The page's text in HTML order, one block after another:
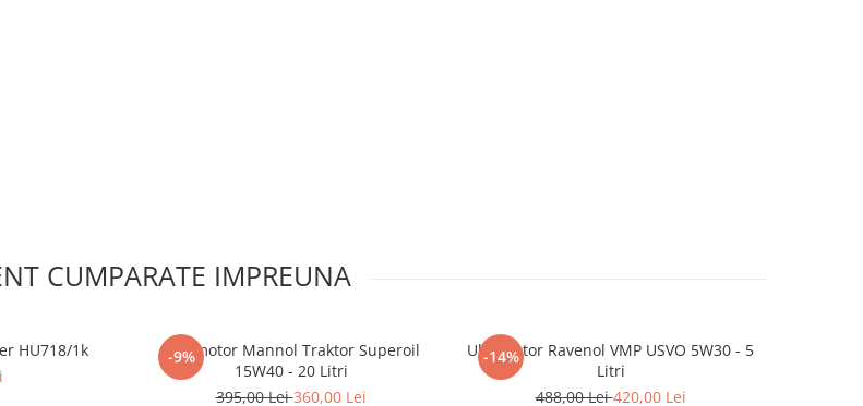
CUMPARATE IMPREUNA
HU718/1k
-9%
Ulei motor Mannol Traktor Superoil
15W40 - 20 Litri
395,00 Lei360,00 Lei
-14%
Ulei motor Ravenol VMP USVO 5W30 - 5
Litri
488,00 Lei420,00 Lei